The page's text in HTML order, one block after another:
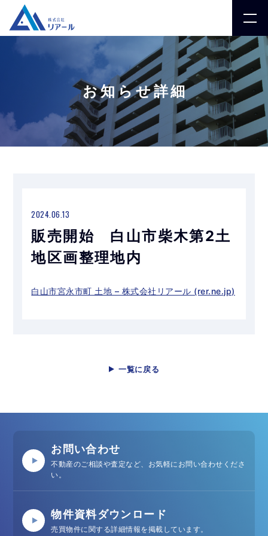
お知らせ詳細
2024.06.13
販売開始 白山市柴木第2土
地区画整理地内
白山市宮永市町 土地 – 株式会社リアール (rer.ne.jp)
一覧に戻る
お問い合わせ
不動産のご相談や査定など、お気軽にお問い合わせくださ
い。
物件資料ダウンロード
売買物件に関する詳細情報を掲載しています。